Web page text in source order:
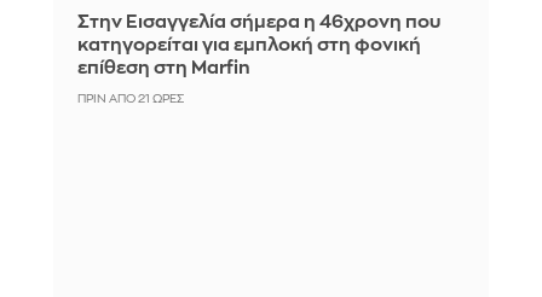
Στην Εισαγγελία σήμερα η 46χρονη που
κατηγορείται για εμπλοκή στη φονική
επίθεση στη Marfin
ΠΡΙΝ ΑΠΌ 21 ΏΡΕΣ